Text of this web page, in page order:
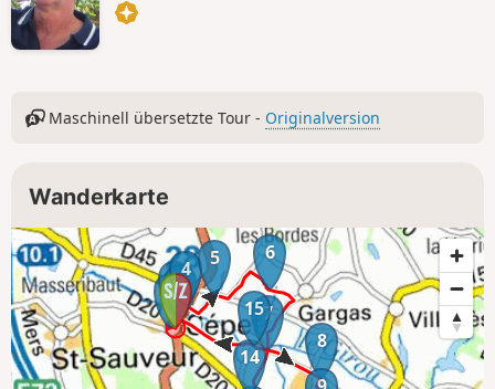
Maschinell übersetzte Tour - Originalversion
Wanderkarte
123
4 5 6
7
8
14
15